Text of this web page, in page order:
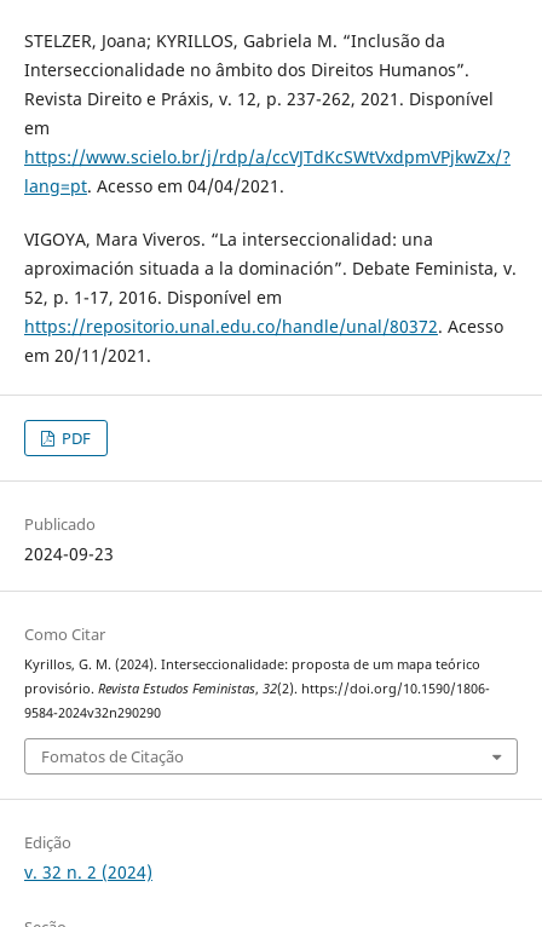
STELZER, Joana; KYRILLOS, Gabriela M. “Inclusão da
Interseccionalidade no âmbito dos Direitos Humanos”.
Revista Direito e Práxis, v. 12, p. 237-262, 2021. Disponível
em
https://www.scielo.br/j/rdp/a/ccVJTdKcSWtVxdpmVPjkwZx/?
lang=pt. Acesso em 04/04/2021.
VIGOYA, Mara Viveros. “La interseccionalidad: una
aproximación situada a la dominación”. Debate Feminista, v.
52, p. 1-17, 2016. Disponível em
https://repositorio.unal.edu.co/handle/unal/80372. Acesso
em 20/11/2021.
PDF
Publicado
2024-09-23
Como Citar
Kyrillos, G. M. (2024). Interseccionalidade: proposta de um mapa teórico
provisório. Revista Estudos Feministas, 32(2). https://doi.org/10.1590/1806-
9584-2024v32n290290
Fomatos de Citação
Edição
v. 32 n. 2 (2024)